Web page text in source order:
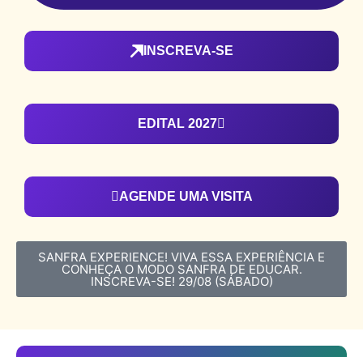
INSCREVA-SE
EDITAL 2027
AGENDE UMA VISITA
SANFRA EXPERIENCE! VIVA ESSA EXPERIÊNCIA E
CONHEÇA O MODO SANFRA DE EDUCAR.
INSCREVA-SE! 29/08 (SÁBADO)